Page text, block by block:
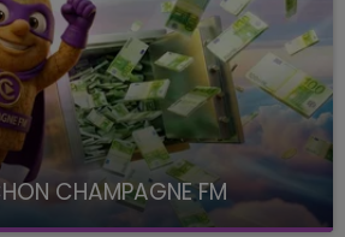
CHAMPAGNE FM
FM, à 8H10